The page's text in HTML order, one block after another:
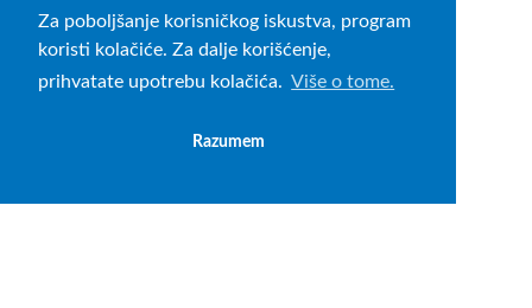
Za poboljšanje korisničkog iskustva, program
koristi kolačiće. Za dalje korišćenje,
prihvatate upotrebu kolačića. Više o tome.
Razumem